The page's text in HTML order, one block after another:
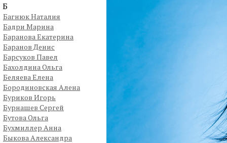
Б
Багнюк Наталия
Бадри Марина
Баранова Екатерина
Баранов Денис
Барсуков Павел
Бахолдина Ольга
Беляева Елена
Бородиновская Алена
Буриков Игорь
Бурнашев Сергей
Бутова Ольга
Бухмиллер Анна
Быкова Александра